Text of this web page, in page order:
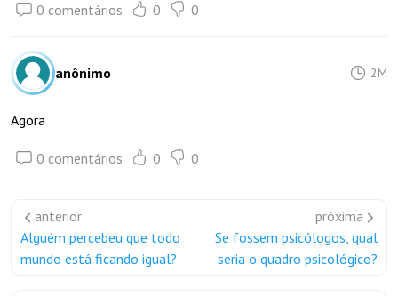
0 comentários 0 0
anônimo 2M
Agora
0 comentários 0 0
anterior
Alguém percebeu que todo
mundo está ficando igual?
próxima
Se fossem psicólogos, qual
seria o quadro psicológico?